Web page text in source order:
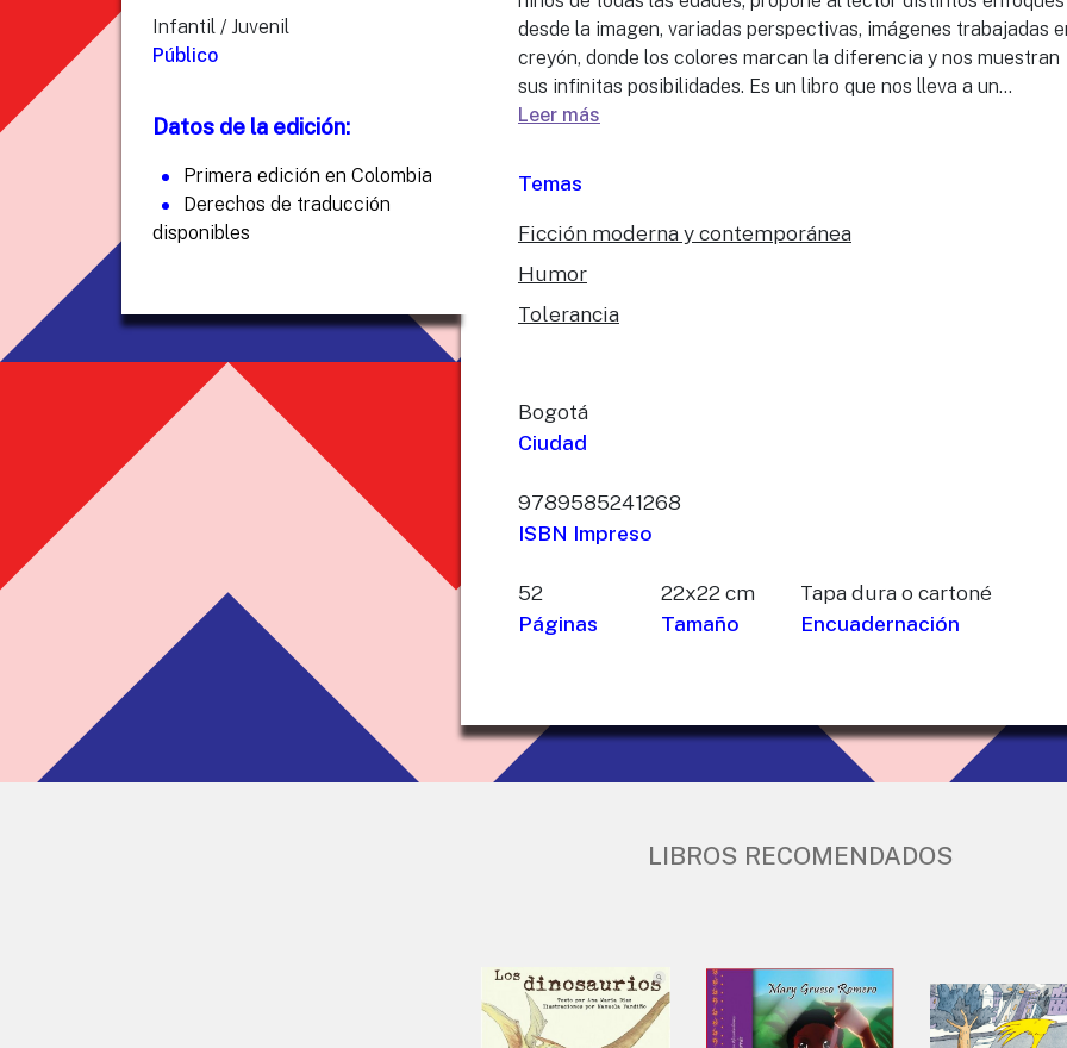
Infantil / Juvenil
Público
Datos de la edición:
Primera edición en Colombia
Derechos de traducción
disponibles
desde la imagen, variadas perspectivas, imágenes trabajadas
creyón, donde los colores marcan la diferencia y nos muestran
sus infinitas posibilidades. Es un libro que nos lleva a un...
Leer más
Temas
Ficción moderna y contemporánea
Humor
Tolerancia
Bogotá
Ciudad
9789585241268
ISBN Impreso
52
Páginas
22x22 cm
Tamaño
Tapa dura o cartoné
Encuadernación
LIBROS RECOMENDADOS